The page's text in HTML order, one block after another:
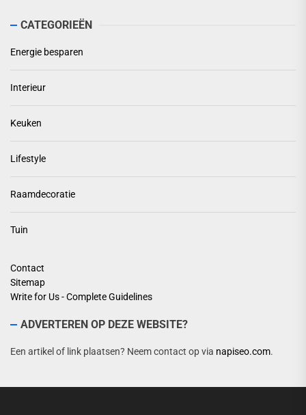
CATEGORIEËN
Energie besparen
Interieur
Keuken
Lifestyle
Raamdecoratie
Tuin
Contact
Sitemap
Write for Us - Complete Guidelines
ADVERTEREN OP DEZE WEBSITE?
Een artikel of link plaatsen? Neem contact op via napiseo.com.